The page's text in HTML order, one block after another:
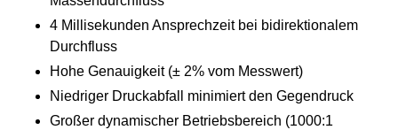
4 Millisekunden Ansprechzeit bei bidirektionalem
Durchfluss
Hohe Genauigkeit (± 2% vom Messwert)
Niedriger Druckabfall minimiert den Gegendruck
Großer dynamischer Betriebsbereich (1000:1